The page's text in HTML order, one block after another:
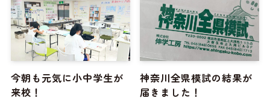
今朝も元気に小中学生が
来校！
神奈川全県模試の結果が
届きました！